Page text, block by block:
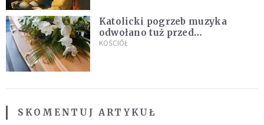
Katolicki pogrzeb muzyka
odwołano tuż przed
uroczystością. Powodem była
KOŚCIÓŁ
SKOMENTUJ ARTYKUŁ